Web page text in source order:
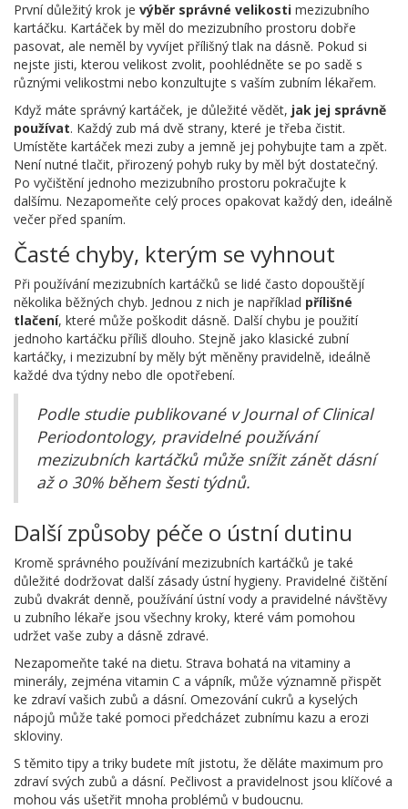
První důležitý krok je výběr správné velikosti mezizubního
kartáčku. Kartáček by měl do mezizubního prostoru dobře
pasovat, ale neměl by vyvíjet přílišný tlak na dásně. Pokud si
nejste jisti, kterou velikost zvolit, poohlédněte se po sadě s
různými velikostmi nebo konzultujte s vaším zubním lékařem.
Když máte správný kartáček, je důležité vědět, jak jej správně
používat. Každý zub má dvě strany, které je třeba čistit.
Umístěte kartáček mezi zuby a jemně jej pohybujte tam a zpět.
Není nutné tlačit, přirozený pohyb ruky by měl být dostatečný.
Po vyčištění jednoho mezizubního prostoru pokračujte k
dalšímu. Nezapomeňte celý proces opakovat každý den, ideálně
večer před spaním.
Časté chyby, kterým se vyhnout
Při používání mezizubních kartáčků se lidé často dopouštějí
několika běžných chyb. Jednou z nich je například přílišné
tlačení, které může poškodit dásně. Další chybu je použití
jednoho kartáčku příliš dlouho. Stejně jako klasické zubní
kartáčky, i mezizubní by měly být měněny pravidelně, ideálně
každé dva týdny nebo dle opotřebení.
Podle studie publikované v Journal of Clinical
Periodontology, pravidelné používání
mezizubních kartáčků může snížit zánět dásní
až o 30% během šesti týdnů.
Další způsoby péče o ústní dutinu
Kromě správného používání mezizubních kartáčků je také
důležité dodržovat další zásady ústní hygieny. Pravidelné čištění
zubů dvakrát denně, používání ústní vody a pravidelné návštěvy
u zubního lékaře jsou všechny kroky, které vám pomohou
udržet vaše zuby a dásně zdravé.
Nezapomeňte také na dietu. Strava bohatá na vitaminy a
minerály, zejména vitamin C a vápník, může významně přispět
ke zdraví vašich zubů a dásní. Omezování cukrů a kyselých
nápojů může také pomoci předcházet zubnímu kazu a erozi
skloviny.
S těmito tipy a triky budete mít jistotu, že děláte maximum pro
zdraví svých zubů a dásní. Pečlivost a pravidelnost jsou klíčové a
mohou vás ušetřit mnoha problémů v budoucnu.